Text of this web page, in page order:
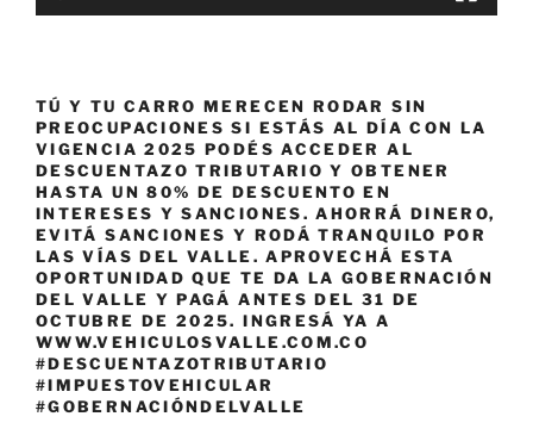
TÚ Y TU CARRO MERECEN RODAR SIN
PREOCUPACIONES SI ESTÁS AL DÍA CON LA
VIGENCIA 2025 PODÉS ACCEDER AL
DESCUENTAZO TRIBUTARIO Y OBTENER
HASTA UN 80% DE DESCUENTO EN
INTERESES Y SANCIONES. AHORRÁ DINERO,
EVITÁ SANCIONES Y RODÁ TRANQUILO POR
LAS VÍAS DEL VALLE. APROVECHÁ ESTA
OPORTUNIDAD QUE TE DA LA GOBERNACIÓN
DEL VALLE Y PAGÁ ANTES DEL 31 DE
OCTUBRE DE 2025. INGRESÁ YA A
WWW.VEHICULOSVALLE.COM.CO
#DESCUENTAZOTRIBUTARIO
#IMPUESTOVEHICULAR
#GOBERNACIÓNDELVALLE